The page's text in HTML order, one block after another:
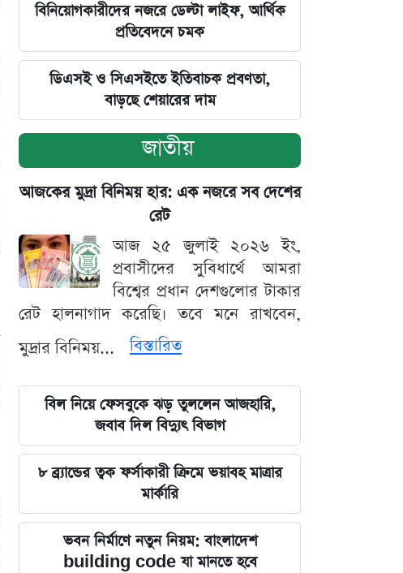
বিনিয়োগকারীদের নজরে ডেল্টা লাইফ, আর্থিক
প্রতিবেদনে চমক
ডিএসই ও সিএসইতে ইতিবাচক প্রবণতা,
বাড়ছে শেয়ারের দাম
জাতীয়
আজকের মুদ্রা বিনিময় হার: এক নজরে সব দেশের
রেট
আজ ২৫ জুলাই ২০২৬ ইং,
প্রবাসীদের সুবিধার্থে আমরা
বিশ্বের প্রধান দেশগুলোর টাকার
রেট হালনাগাদ করেছি। তবে মনে রাখবেন,
মুদ্রার বিনিময়...
বিস্তারিত
বিল নিয়ে ফেসবুকে ঝড় তুললেন আজহারি,
জবাব দিল বিদ্যুৎ বিভাগ
৮ ব্র্যান্ডের ত্বক ফর্সাকারী ক্রিমে ভয়াবহ মাত্রার
মার্কারি
ভবন নির্মাণে নতুন নিয়ম: বাংলাদেশ
building code যা মানতে হবে